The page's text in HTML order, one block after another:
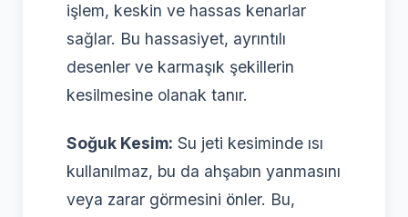
işlem, keskin ve hassas kenarlar
sağlar. Bu hassasiyet, ayrıntılı
desenler ve karmaşık şekillerin
kesilmesine olanak tanır.
Soğuk Kesim: Su jeti kesiminde ısı
kullanılmaz, bu da ahşabın yanmasını
veya zarar görmesini önler. Bu,